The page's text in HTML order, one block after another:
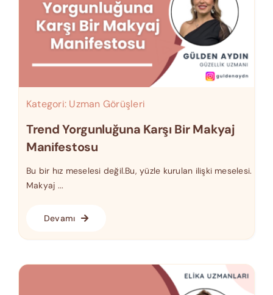
Kategori: Uzman Görüşleri
Trend Yorgunluğuna Karşı Bir Makyaj
Manifestosu
Bu bir hız meselesi değil.Bu, yüzle kurulan ilişki meselesi.
Makyaj ...
Devamı